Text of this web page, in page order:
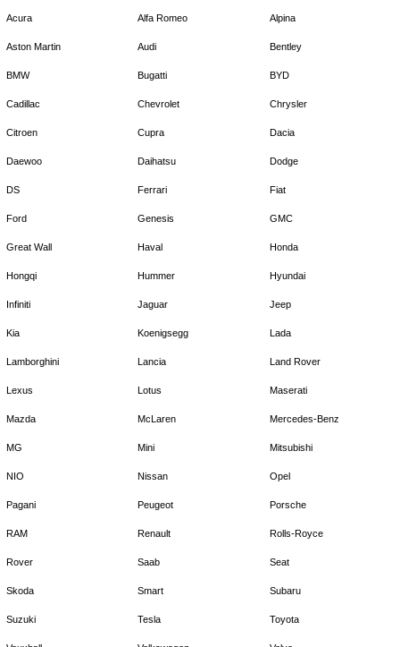
Acura Alfa Romeo Alpina
Aston Martin Audi Bentley
BMW Bugatti BYD
Cadillac Chevrolet Chrysler
Citroen Cupra Dacia
Daewoo Daihatsu Dodge
DS Ferrari Fiat
Ford Genesis GMC
Great Wall Haval Honda
Hongqi Hummer Hyundai
Infiniti Jaguar Jeep
Kia Koenigsegg Lada
Lamborghini Lancia Land Rover
Lexus Lotus Maserati
Mazda McLaren Mercedes-Benz
MG Mini Mitsubishi
NIO Nissan Opel
Pagani Peugeot Porsche
RAM Renault Rolls-Royce
Rover Saab Seat
Skoda Smart Subaru
Suzuki Tesla Toyota